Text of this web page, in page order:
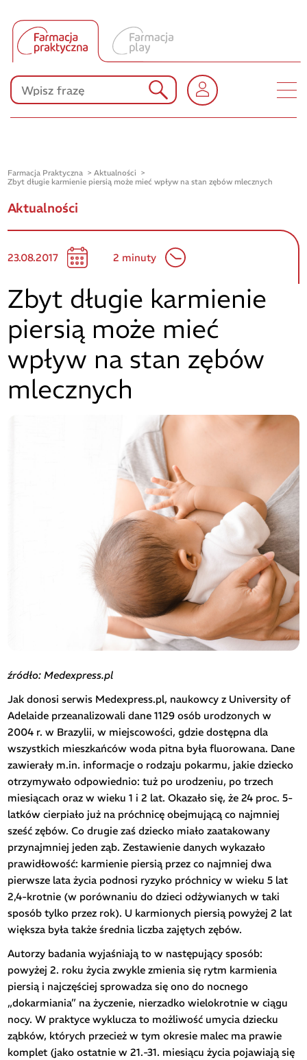
Produkty Polpharmy
KONKURSY
Farmacja Praktyczna
Aktualności
Zbyt długie karmienie piersią może mieć wpływ na stan zębów mlecznych
Aktualności
23.08.2017 2 minuty
Zbyt długie karmienie
piersią może mieć
wpływ na stan zębów
mlecznych
źródło: Medexpress.pl
Jak donosi serwis Medexpress.pl, naukowcy z University of
Adelaide przeanalizowali dane 1129 osób urodzonych w
2004 r. w Brazylii, w miejscowości, gdzie dostępna dla
wszystkich mieszkańców woda pitna była fluorowana. Dane
zawierały m.in. informacje o rodzaju pokarmu, jakie dziecko
otrzymywało odpowiednio: tuż po urodzeniu, po trzech
miesiącach oraz w wieku 1 i 2 lat. Okazało się, że 24 proc. 5-
latków cierpiało już na próchnicę obejmującą co najmniej
sześć zębów. Co drugie zaś dziecko miało zaatakowany
przynajmniej jeden ząb. Zestawienie danych wykazało
prawidłowość: karmienie piersią przez co najmniej dwa
pierwsze lata życia podnosi ryzyko próchnicy w wieku 5 lat
2,4-krotnie (w porównaniu do dzieci odżywianych w taki
sposób tylko przez rok). U karmionych piersią powyżej 2 lat
większa była także średnia liczba zajętych zębów.
Autorzy badania wyjaśniają to w następujący sposób:
powyżej 2. roku życia zwykle zmienia się rytm karmienia
piersią i najczęściej sprowadza się ono do nocnego
„dokarmiania” na życzenie, nierzadko wielokrotnie w ciągu
nocy. W praktyce wyklucza to możliwość umycia dziecku
ząbków, których przecież w tym okresie malec ma prawie
komplet (jako ostatnie w 21.-31. miesiącu życia pojawiają się